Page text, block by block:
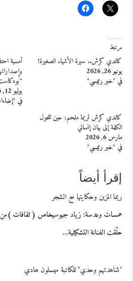
مرتبط
كاندي كرش.. سيرة الأشياء الصغيرة!
يونيو 26, 2026
في "خبر رئيسي"
أمسية
يوليو 12, 2026
في
كاندي كرش لريما ملحم: حين تتحول
الكلمة إلى بيان إنساني
مارس 6, 2026
في "خبر رئيسي"
إقرأ أيضاً
ريما المزين وحكايتها مع الشجر
همسات وعدسة: زياد جيوسيخاص ( ثقافات )من
حلّقت الفنانة التشكيلية…
"شاهدتهم وحدي" للكاتبة ميسلون هادي